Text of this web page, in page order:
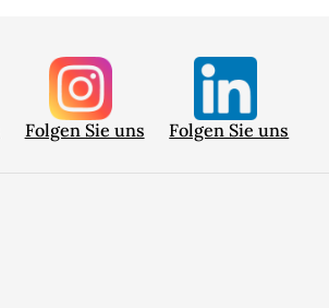
Folgen Sie uns Folgen Sie uns